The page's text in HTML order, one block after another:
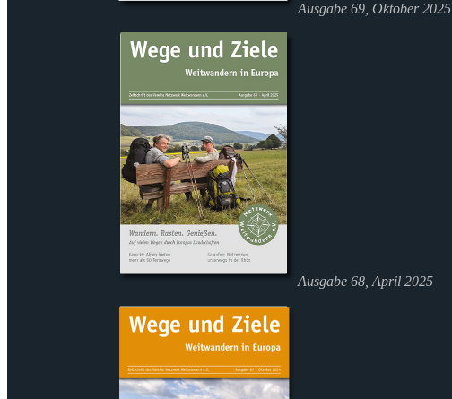
Ausgabe 69, Oktober 2025
Ausgabe 68, April 2025